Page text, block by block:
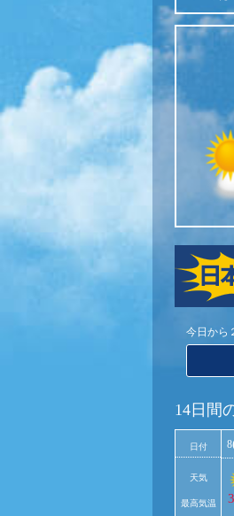
今日から
14日間
日付
天気
最高気温
8